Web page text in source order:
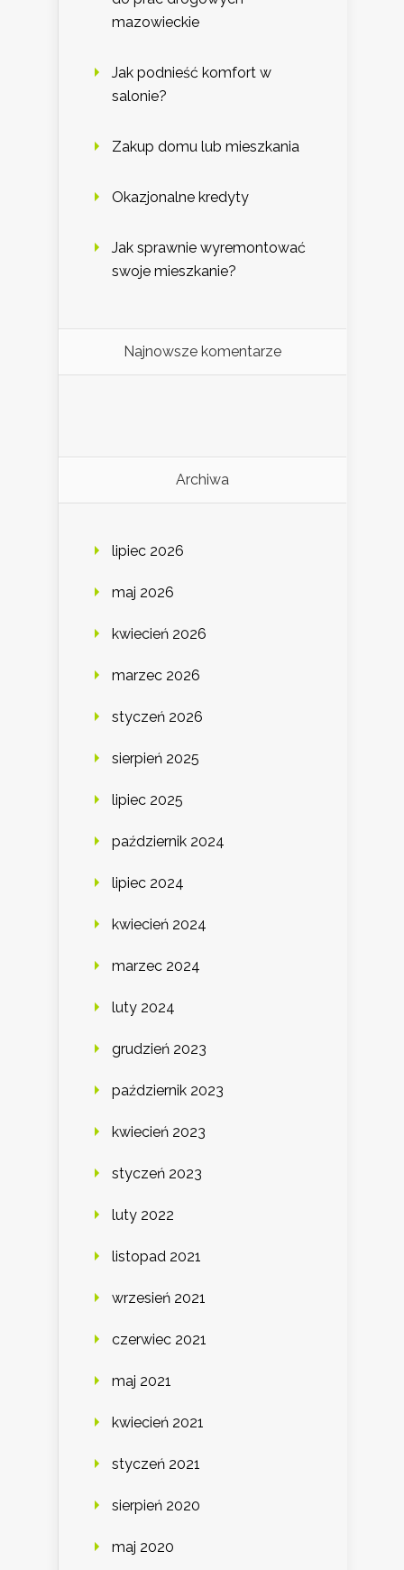
mazowieckie
Jak podnieść komfort w
salonie?
Zakup domu lub mieszkania
Okazjonalne kredyty
Jak sprawnie wyremontować
swoje mieszkanie?
Najnowsze komentarze
Archiwa
lipiec 2026
maj 2026
kwiecień 2026
marzec 2026
styczeń 2026
sierpień 2025
lipiec 2025
październik 2024
lipiec 2024
kwiecień 2024
marzec 2024
luty 2024
grudzień 2023
październik 2023
kwiecień 2023
styczeń 2023
luty 2022
listopad 2021
wrzesień 2021
czerwiec 2021
maj 2021
kwiecień 2021
styczeń 2021
sierpień 2020
maj 2020